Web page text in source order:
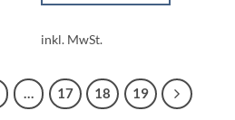
inkl. MwSt.
… 17 18 19